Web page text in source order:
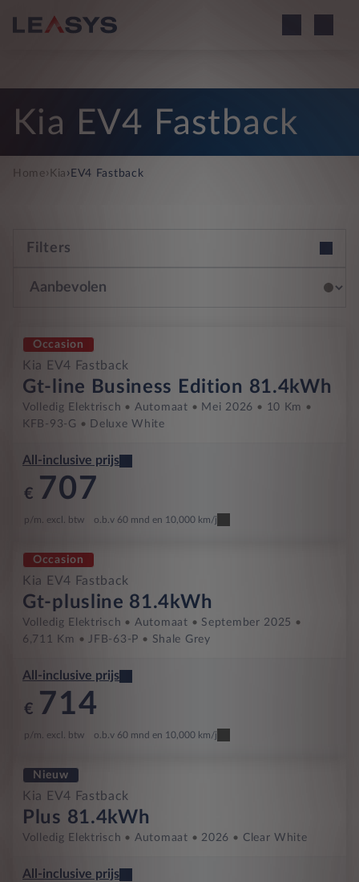
Kia EV4 Fastback
Home› Kia › EV4 Fastback
Filters
Occasion
Kia EV4 Fastback
Gt-line Business Edition 81.4kWh
Volledig Elektrisch Automaat Mei 2026
10 Km
KFB-93-G
Deluxe White
All-inclusive prijs
€ 707
p/m. excl. btw o.b.v 60 mnd en 10,000 km/j
Occasion
Kia EV4 Fastback
Gt-plusline 81.4kWh
Volledig Elektrisch Automaat
September 2025
6,711 Km
JFB-63-P Shale Grey
All-inclusive prijs
€ 714
p/m. excl. btw o.b.v 60 mnd en 10,000 km/j
Nieuw
Kia EV4 Fastback
Plus 81.4kWh
Volledig Elektrisch Automaat 2026 Clear White
All-inclusive prijs